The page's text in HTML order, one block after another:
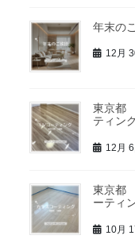
年末の
12月
東京都
ティング
12月
東京都
ーティ
10月